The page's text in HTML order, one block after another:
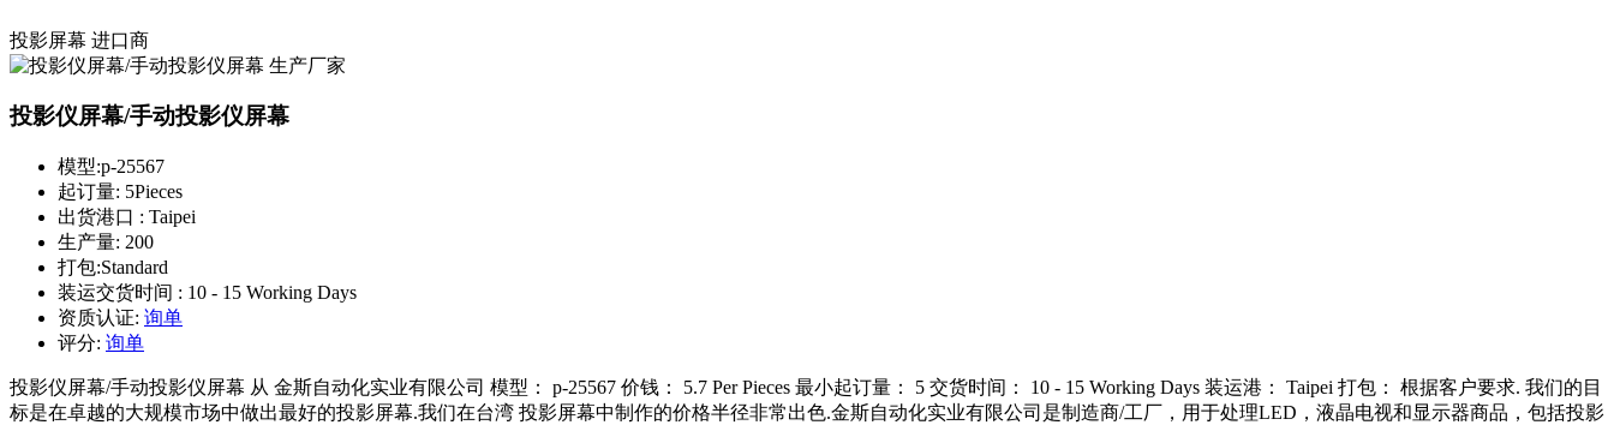
投影屏幕 进口商
投影仪屏幕/手动投影仪屏幕
模型:p-25567
起订量: 5Pieces
出货港口 : Taipei
生产量: 200
打包:Standard
装运交货时间 : 10 - 15 Working Days
资质认证: 询单
评分: 询单
投影仪屏幕/手动投影仪屏幕 从 金斯自动化实业有限公司 模型： p-25567 价钱： 5.7 Per Pieces 最小起订量： 5 交货时间： 10 - 15 Working Days 装运港： Taipei 打包： 根据客户要求. 我们的目
标是在卓越的大规模市场中做出最好的投影屏幕.我们在台湾 投影屏幕中制作的价格半径非常出色.金斯自动化实业有限公司是制造商/工厂，用于处理LED，液晶电视和显示器商品，包括投影